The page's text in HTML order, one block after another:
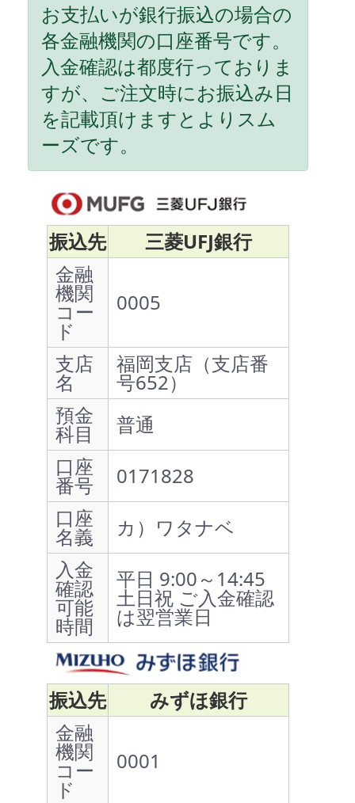
お支払いが銀行振込の場合の
各金融機関の口座番号です。
入金確認は都度行っておりま
すが、ご注文時にお振込み日
を記載頂けますとよりスム
ーズです。
振込先
三菱UFJ銀行
金融
機関
コー
ド
0005
支店
名
福岡支店（支店番
号652）
預金
科目
普通
口座
番号
0171828
口座
名義
カ）ワタナベ
入金
確認
可能
時間
平日 9:00～14:45
土日祝 ご入金確認
は翌営業日
振込先
みずほ銀行
金融
機関
コー
ド
0001